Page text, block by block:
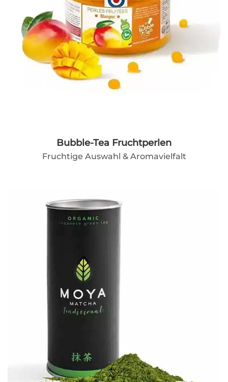
Bubble-Tea Fruchtperlen
Fruchtige Auswahl & Aromavielfalt